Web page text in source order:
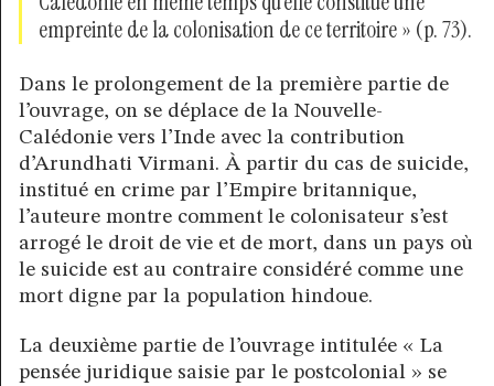
empreinte de la colonisation de ce territoire » (p. 73).
Dans le prolongement de la première partie de
l’ouvrage, on se déplace de la Nouvelle-
Calédonie vers l’Inde avec la contribution
d’Arundhati Virmani. À partir du cas de suicide,
institué en crime par l’Empire britannique,
l’auteure montre comment le colonisateur s’est
arrogé le droit de vie et de mort, dans un pays où
le suicide est au contraire considéré comme une
mort digne par la population hindoue.
La deuxième partie de l’ouvrage intitulée « La
pensée juridique saisie par le postcolonial » se